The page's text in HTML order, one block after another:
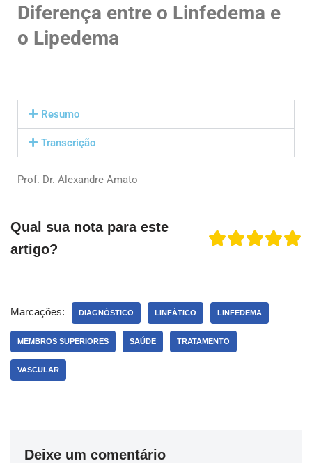
Diferença entre o Linfedema e
o Lipedema
Resumo
Transcrição
Prof. Dr. Alexandre Amato
Qual sua nota para este
artigo?
Marcações: DIAGNÓSTICO LINFÁTICO LINFEDEMA
MEMBROS SUPERIORES SAÚDE TRATAMENTO
VASCULAR
Deixe um comentário